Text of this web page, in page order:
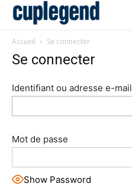
Accueil Se connecter
Se connecter
Identifiant ou adresse e-mail
Mot de passe
Show Password